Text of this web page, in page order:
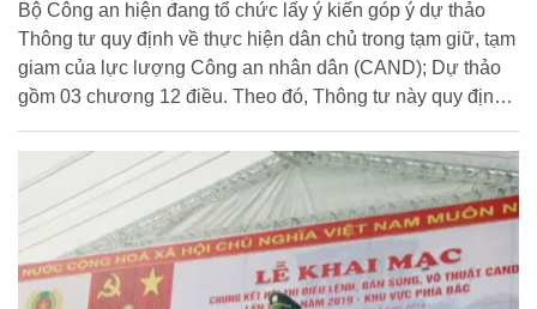
Bộ Công an hiện đang tổ chức lấy ý kiến góp ý dự thảo
Thông tư quy định về thực hiện dân chủ trong tạm giữ, tạm
giam của lực lượng Công an nhân dân (CAND); Dự thảo
gồm 03 chương 12 điều. Theo đó, Thông tư này quy định
chủ trong công tác quản lý, thi hành tạm giữ, tạm giam của
lực lượng CAND.